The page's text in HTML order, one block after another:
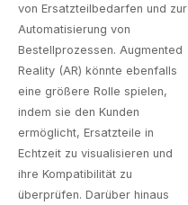
von Ersatzteilbedarfen und zur
Automatisierung von
Bestellprozessen. Augmented
Reality (AR) könnte ebenfalls
eine größere Rolle spielen,
indem sie den Kunden
ermöglicht, Ersatzteile in
Echtzeit zu visualisieren und
ihre Kompatibilität zu
überprüfen. Darüber hinaus